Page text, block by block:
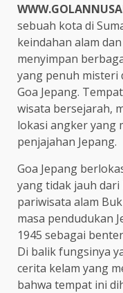
sebuah kota di
keindahan alam
menyimpan
yang penuh misteri
Goa Jepang.
wisata bersejarah,
lokasi angker yang
penjajahan Jepang.
Goa Jepang
yang tidak jauh
pariwisata alam
masa pendudukan
1945 sebagai
Di balik fungsinya
cerita kelam yang
bahwa tempat ini